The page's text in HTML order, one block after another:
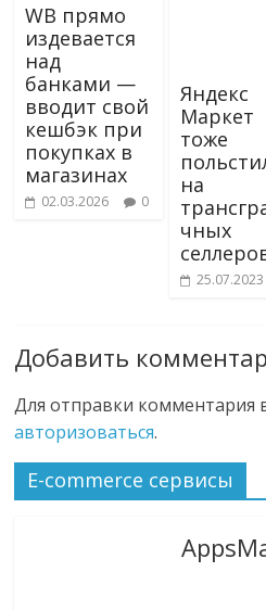
WB прямо
издевается
над
банками —
вводит свой
кешбэк при
покупках в
магазинах
02.03.2026 0
Яндекс
Маркет
тоже
на
чных
25.07.2023
Добавить
Для отправки комментария
авторизоваться.
E-commerce сервисы